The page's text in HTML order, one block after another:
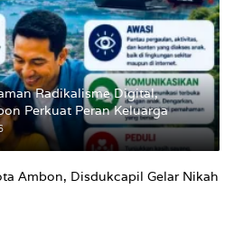
Radikalisme Digital,
Perkuat Peran Keluarga
Ambon, Disdukcapil Gelar Nikah